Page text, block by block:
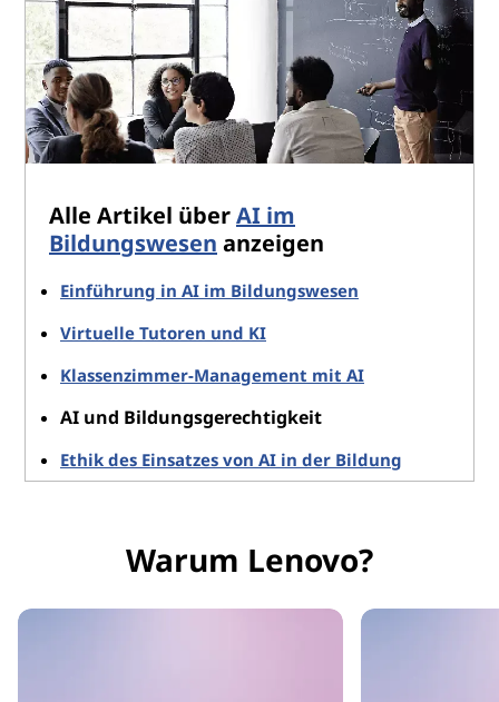
Alle Artikel überAI im
Bildungswesen anzeigen
Einführung in AI im Bildungswesen
Virtuelle Tutoren und KI
Klassenzimmer-Management mit AI
AI und Bildungsgerechtigkeit
Ethik des Einsatzes von AI in der Bildung
Warum Lenovo?